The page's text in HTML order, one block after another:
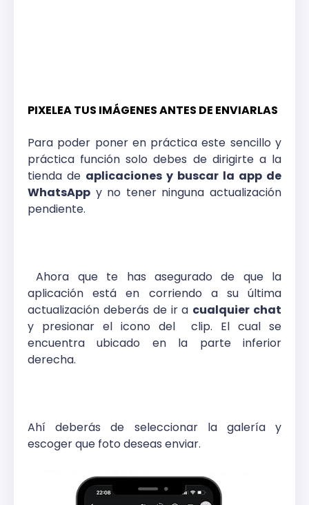
PIXELEA TUS IMÁGENES ANTES DE ENVIARLAS
Para poder poner en práctica este sencillo y
práctica función solo debes de dirigirte a la
tienda de aplicaciones y buscar la app de
WhatsApp y no tener ninguna actualización
pendiente.
Ahora que te has asegurado de que la
aplicación está en corriendo a su última
actualización deberás de ir a cualquier chat
y presionar el icono del
clip. El cual se
encuentra ubicado en la parte inferior
derecha.
Ahí deberás de seleccionar la galería y
escoger que foto deseas enviar.